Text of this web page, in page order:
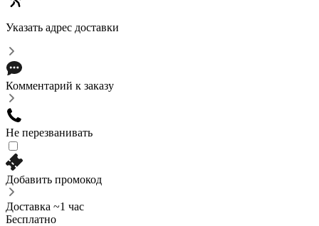
Указать адрес доставки
Комментарий к заказу
Не перезванивать
Добавить промокод
Доставка ~1 час
Бесплатно